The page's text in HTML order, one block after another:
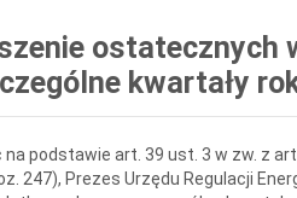
kwartały
na podstawie art. 39 ust. 3 w zw. z
247), Prezes Urzędu Regulacji